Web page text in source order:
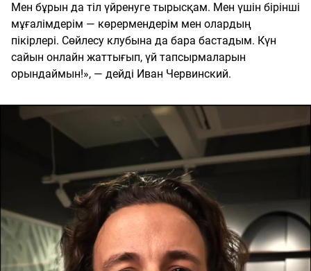
Мен бұрын да тіл үйренуге тырысқам. Мен үшін бірінші
мұғалімдерім — көрермендерім мен олардың
пікірлері. Сөйлесу клубына да бара бастадым. Күн
сайын онлайн жаттығып, үй тапсырмаларын
орындаймын!», — дейді Иван Червинский.